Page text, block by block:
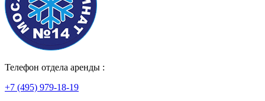
Телефон отдела аренды :
+7 (495) 979-18-19